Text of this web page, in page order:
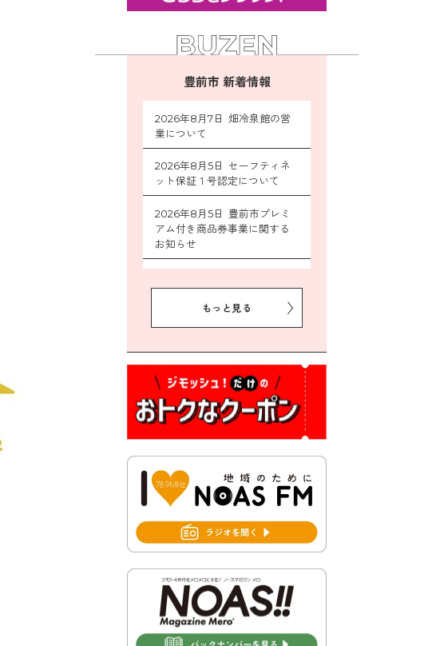
豊前市 新着情報
2026年8月7日 畑冷泉館の営
業について
2026年8月5日 セーフティネ
ット保証１号認定について
2026年8月5日 豊前市プレミ
アム付き商品券事業に関する
お知らせ
ン作戦参加者募集
対抗「福岡駅伝」出場選手募
集！
2026年7月31日 第６次豊前市
総合計画後期基本計画策定業
書が変わります！
2026年7月30日 豊前市立豊前
中学校の進捗状況について
もっと見る